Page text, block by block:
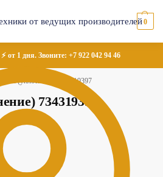
0
от 1 дня. Звоните: +7 922 042 94 46
(уплотнение) 734319397
734319397